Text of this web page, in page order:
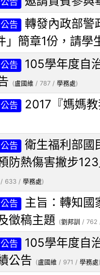
公告
轉發內政部警
」簡章1份，請學
公告
105學年度自
(盧國維 / 787 / 學務處)
公告 2017『媽媽
公告
衛生福利部國
防熱傷害撇步
633 / 學務處)
公告
主旨：轉知國
徵稿主題 (劉邦訓 / 762
公告
105學年度自
公告
(盧國維 / 971 / 學務處)